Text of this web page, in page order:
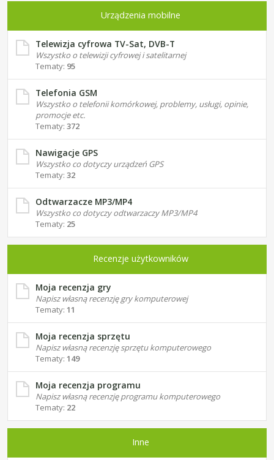
Urządzenia mobilne
Telewizja cyfrowa TV-Sat, DVB-T
Wszystko o telewizji cyfrowej i satelitarnej
Tematy: 95
Telefonia GSM
Wszystko o telefonii komórkowej, problemy, usługi, opinie,
promocje etc.
Tematy: 372
Nawigacje GPS
Wszystko co dotyczy urządzeń GPS
Tematy: 32
Odtwarzacze MP3/MP4
Wszystko co dotyczy odtwarzaczy MP3/MP4
Tematy: 25
Recenzje użytkowników
Moja recenzja gry
Napisz własną recenzję gry komputerowej
Tematy: 11
Moja recenzja sprzętu
Napisz własną recenzję sprzętu komputerowego
Tematy: 149
Moja recenzja programu
Napisz własną recenzję programu komputerowego
Tematy: 22
Inne